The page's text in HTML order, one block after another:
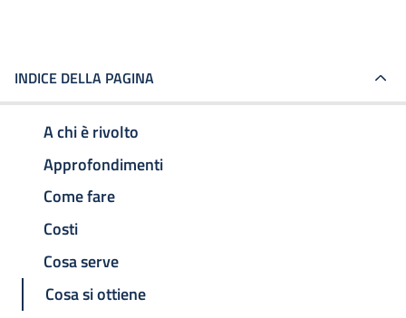
INDICE DELLA PAGINA
A chi è rivolto
Approfondimenti
Come fare
Costi
Cosa serve
Cosa si ottiene